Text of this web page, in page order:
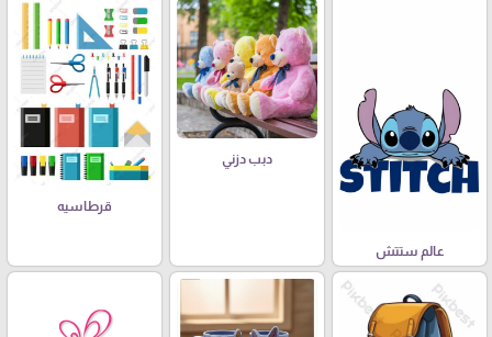
عالم ستتش
دبب دزني
قرطاسيه